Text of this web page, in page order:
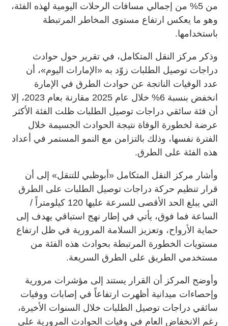
من 5% من إجمالي مسافات الرحلات اليومية لهذه الفئة،
وهو ما يعكس ارتفاع مستوى المخاطر المرتبطة
باستخدامها.
وذكر مركز النقل المتكامل، في تقرير حول حوادث
دراجات توصيل الطلبات زوّد به «الإمارات اليوم»، أن
عدد الوفيات الناتجة عن حوادث الطرق في الإمارة
انخفض بنسبة 6% خلال عام 2025 مقارنة بعام 2023، إلا
أن فئة سائقي دراجات توصيل الطلبات ظلت الفئة الأكثر
عرضة لخطورة الوفاة نتيجة الحوادث الجسيمة خلال
الفترة نفسها، وذلك بالتزامن مع النمو المستمر في أعداد
هذه الفئة على الطرق.
وأشار مركز النقل المتكامل «أبوظبي للتنقل» إلى أن
قرار تنظيم حركة دراجات توصيل الطلبات على الطرق
التي يبلغ الحد الأقصى للسرعة عليها 120 كيلومتراً /
الساعة فما فوق، يأتي في إطار نهج استباقي يهدف إلى
حماية الأرواح، وتعزيز السلامة المرورية في ظل ارتفاع
مستويات الخطورة المرتبطة بحوادث هذه الفئة من
مستخدمي الطريق على الطرق السريعة.
وأوضح المركز أن القرار يستند إلى مؤشرات مرورية
وإحصاءات ميدانية أظهرت ارتفاعاً في إصابات ووفيات
سائقي دراجات توصيل الطلبات خلال السنوات الأخيرة،
رغم الانخفاض العام في وفيات الحوادث المرورية على